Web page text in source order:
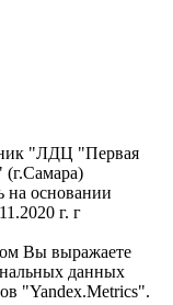
"ЛДЦ "Первая
(г.Самара)
на основании
г. г
Вы выражаете
данных
"Yandex.Metrics".